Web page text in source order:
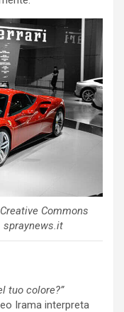
Commons
spraynews.it
tuo colore?”
Irama interpreta